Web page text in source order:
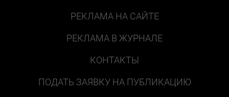
РЕКЛАМА НА САЙТЕ
РЕКЛАМА В ЖУРНАЛЕ
КОНТАКТЫ
ПОДАТЬ ЗАЯВКУ НА ПУБЛИКАЦИЮ